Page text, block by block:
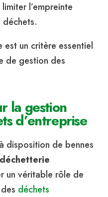
l’empreinte
un critère essentiel
de gestion des
la gestion
d’entreprise
disposition de bennes
déchetterie
un véritable rôle de
déchets